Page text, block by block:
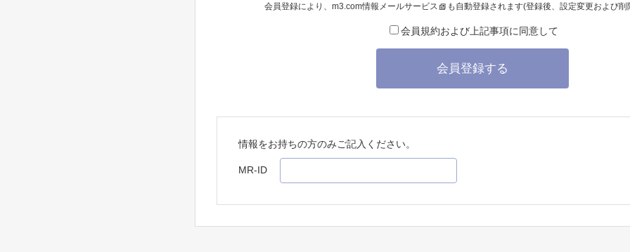
会員登録により、 m3.com情報メールサービス も自動登録されます(登録後、設定変更および
会員規約および上記事項に同意して
会員登録する
情報をお持ちの方のみご記入ください。
MR-ID